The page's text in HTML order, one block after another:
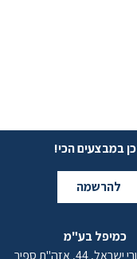
במבצעים הכי!
להרשמה
כמיפל בע"מ
44, אזה"ת ספיר